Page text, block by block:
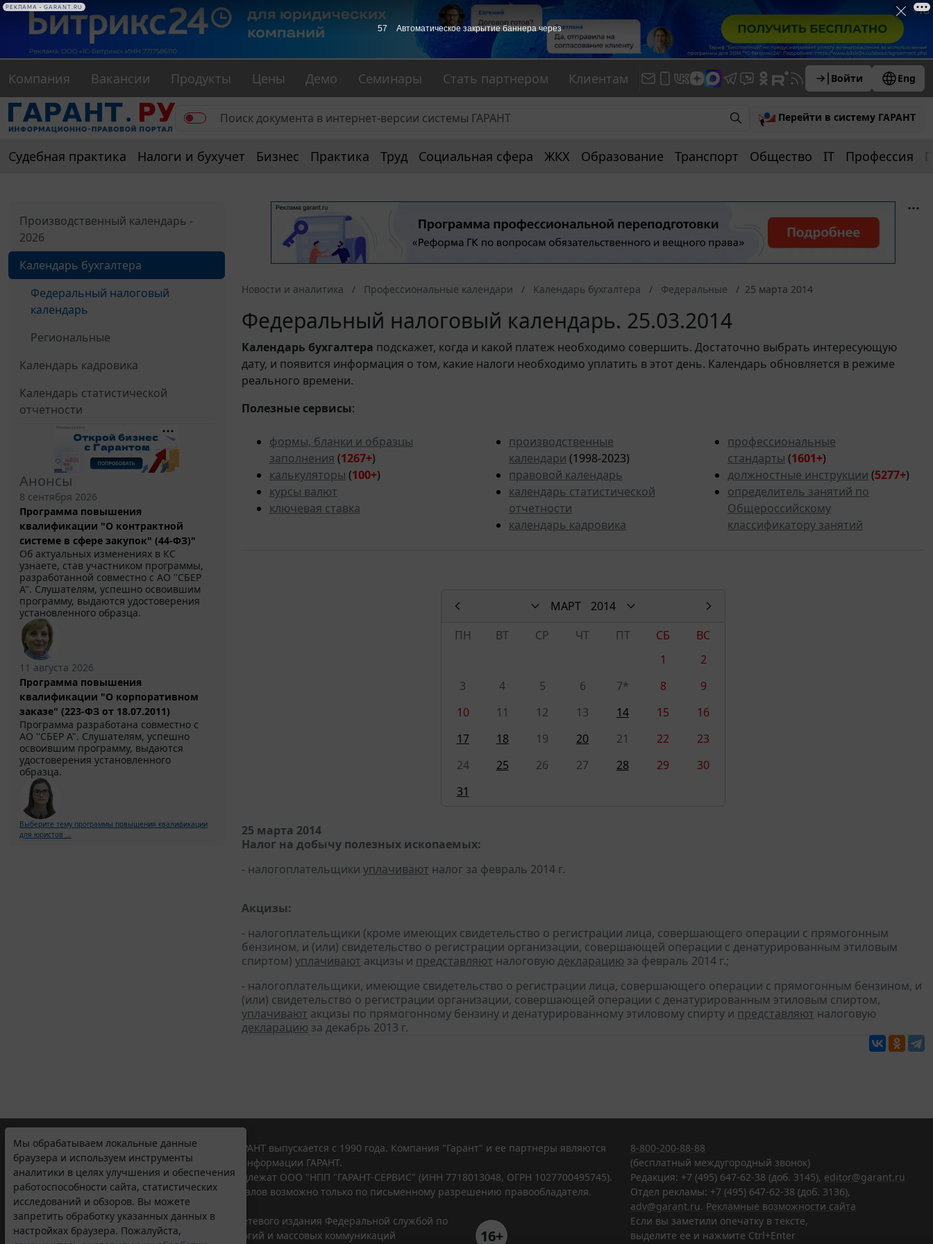
Компания Вакансии Продукты Цены Демо Семинары Стать партнером Клиентам Войти Eng
Перейти в систему ГАРАНТ
Судебная практика Налоги и бухучет Бизнес Практика Труд Социальная сфера ЖКХ Образование Транспорт Общество IT Профессия
Производственный календарь -
2026
Календарь бухгалтера
Федеральный налоговый
календарь
Региональные
Календарь кадровика
Календарь статистической
отчетности
Анонсы
8 сентября 2026
Программа повышения
квалификации "О контрактной
системе в сфере закупок" (44-ФЗ)"
Об актуальных изменениях в КС
узнаете, став участником программы,
разработанной совместно с АО ''СБЕР
А". Слушателям, успешно освоившим
программу, выдаются удостоверения
установленного образца.
11 августа 2026
Программа повышения
квалификации "О корпоративном
заказе" (223-ФЗ от 18.07.2011)
Программа разработана совместно с
АО ''СБЕР А". Слушателям, успешно
освоившим программу, выдаются
удостоверения установленного
образца.
Выберите тему программы повышения квалификации
для юристов ...
Новости и аналитика Профессиональные календари Календарь бухгалтера Федеральные 25 марта 2014
Федеральный налоговый календарь. 25.03.2014
Календарь бухгалтера подскажет, когда и какой платеж необходимо совершить. Достаточно выбрать интересующую
дату, и появится информация о том, какие налоги необходимо уплатить в этот день. Календарь обновляется в режиме
реального времени.
Полезные сервисы:
формы, бланки и образцы
заполнения (1267+)
калькуляторы (100+)
курсы валют
ключевая ставка
производственные
календари (1998-2023)
правовой календарь
календарь статистической
отчетности
календарь кадровика
профессиональные
стандарты (1601+)
должностные инструкции (5277+)
определитель занятий по
Общероссийскому
классификатору занятий
МАРТ
2014
ПН
ВТ СР ЧТ ПТ СБ
ВС
1
2
3
4 5 6 7* 8
9
10
11 12 13 14 15
16
17
18 19 20 21 22
23
24
25 26 27 28 29
30
31
25 марта 2014
Налог на добычу полезных ископаемых:
- налогоплательщики уплачивают налог за февраль 2014 г.
Акцизы:
- налогоплательщики (кроме имеющих свидетельство о регистрации лица, совершающего операции с прямогонным
бензином, и (или) свидетельство о регистрации организации, совершающей операции с денатурированным этиловым
спиртом) уплачивают акцизы и представляют налоговую декларацию за февраль 2014 г.;
- налогоплательщики, имеющие свидетельство о регистрации лица, совершающего операции с прямогонным бензином, и
(или) свидетельство о регистрации организации, совершающей операции с денатурированным этиловым спиртом,
уплачивают акцизы по прямогонному бензину и денатурированному этиловому спирту и представляют налоговую
декларацию за декабрь 2013 г.
Мы обрабатываем локальные данные
браузера и используем инструменты
аналитики в целях улучшения и обеспечения
работоспособности сайта, статистических
исследований и обзоров. Вы можете
запретить обработку указанных данных в
настройках браузера. Пожалуйста,
© ООО "НПП "ГАРАНТ-СЕРВИС", 2026. Система ГАРАНТ выпускается с 1990 года. Компания "Гарант" и ее партнеры являются
участниками Российской ассоциации правовой информации ГАРАНТ.
Все права на материалы сайта ГАРАНТ.РУ принадлежат ООО "НПП "ГАРАНТ-СЕРВИС" (ИНН 7718013048, ОГРН 1027700495745).
Полное или частичное воспроизведение материалов возможно только по письменному разрешению правообладателя.
Правила использования портала.
Портал ГАРАНТ.РУ зарегистрирован в качестве сетевого издания Федеральной службой по
надзору в сфере связи,информационных технологий и массовых коммуникаций
16+
8-800-200-88-88
(бесплатный междугородный звонок)
Редакция: +7 (495) 647-62-38 (доб. 3145), editor@garant.ru
Отдел рекламы: +7 (495) 647-62-38 (доб. 3136),
adv@garant.ru. Рекламные возможности сайта
Если вы заметили опечатку в тексте,
выделите ее и нажмите Ctrl+Enter
57 Автоматическое закрытие баннера через
РЕКЛАМА • GARANT.RU